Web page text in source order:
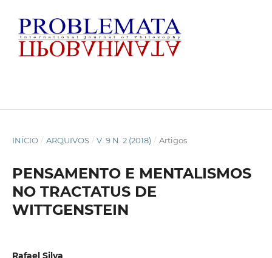
INÍCIO / ARQUIVOS / V. 9 N. 2 (2018) / Artigos
PENSAMENTO E MENTALISMOS
NO TRACTATUS DE
WITTGENSTEIN
Rafael Silva